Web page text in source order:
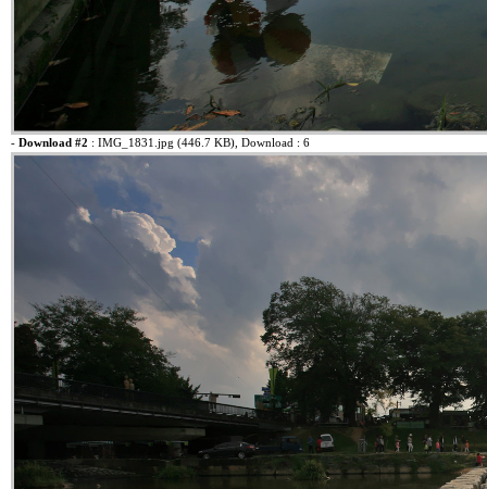
- Download #2 : IMG_1831.jpg (446.7 KB) , Download : 6